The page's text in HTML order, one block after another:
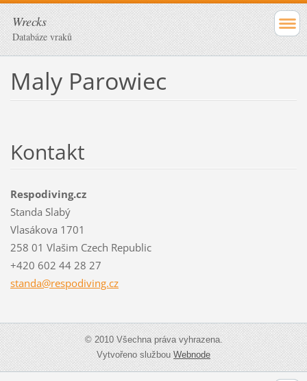
Wrecks
Databáze vraků
Maly Parowiec
Kontakt
Respodiving.cz
Standa Slabý
Vlasákova 1701
258 01 Vlašim Czech Republic
+420 602 44 28 27
standa@respodiving.cz
© 2010 Všechna práva vyhrazena.
Vytvořeno službouWebnode